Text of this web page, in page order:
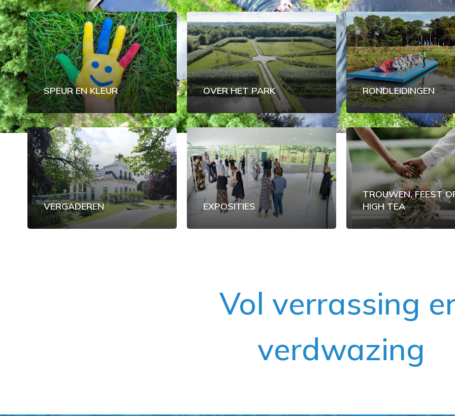
Hit enter to search or ESC to close
SPEUR EN KLEUR OVER HET PARK RONDLEIDINGEN
VERGADEREN EXPOSITIES
TROUWEN, FEEST
HIGH TEA
Vol verrassing
verdwazing